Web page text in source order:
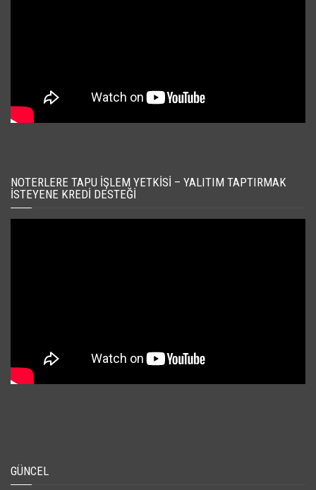
NOTERLERE TAPU İŞLEM YETKISI – YALITIM TAPTIRMAK
İSTEYENE KREDI DESTEĞI
GÜNCEL